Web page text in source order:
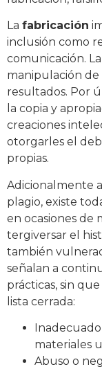
La fabricación
inclusión como
comunicación. La
manipulación de
resultados. Por
la copia y
creaciones
otorgarles el
propias.
Adicionalmente
plagio, existe
en ocasiones de
tergiversar el
también
señalan a
prácticas, sin
lista cerrada:
materiales
Abuso o